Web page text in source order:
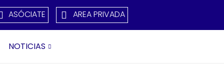
ASÓCIATE AREA PRIVADA
NOTICIAS